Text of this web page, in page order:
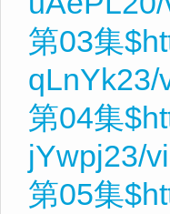
第03集
qLnYk23/
第04集
jYwpj23/
第05集